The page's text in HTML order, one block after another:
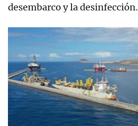
desembarco y la desinfección.